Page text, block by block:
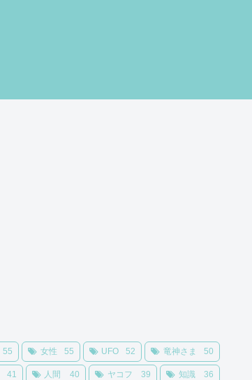
55 女性 55 UFO 52 竜神さま 50
41 人間 40 ヤコフ 39 知識 36